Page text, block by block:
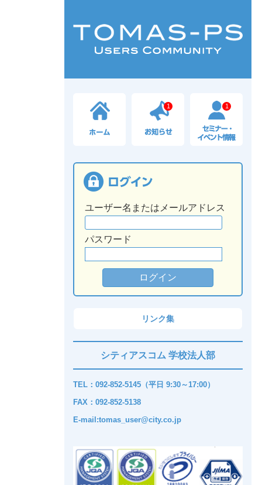
1 1
ユーザー名またはメールアドレス
パスワード
リンク集
シティアスコム 学校法人部
TEL：092-852-5145（平日 9:30～17:00）
FAX：092-852-5138
E-mail:tomas_user@city.co.jp